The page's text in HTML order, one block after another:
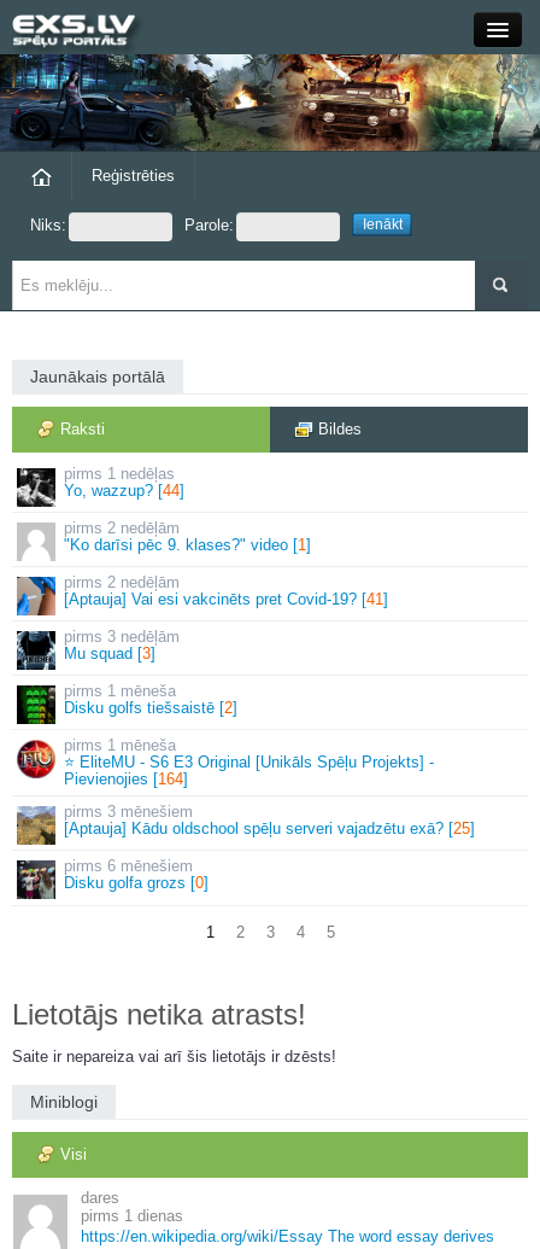
Close
Forums
Grupas
Reģistrēties
Niks: Parole:
Jaunākais portālā
Raksti Bildes
1 nedēļas
Yo, wazzup? [44]
2 nedēļām
"Ko darīsi pēc 9. klases?" video [1]
2 nedēļām
[Aptauja] Vai esi vakcinēts pret Covid-19? [41]
3 nedēļām
Mu squad [3]
1 mēneša
Disku golfs tiešsaistē [2]
1 mēneša
⭐ EliteMU - S6 E3 Original [Unikāls Spēļu Projekts] -
Pievienojies [164]
3 mēnešiem
[Aptauja] Kādu oldschool spēļu serveri vajadzētu exā? [25]
6 mēnešiem
Disku golfa grozs [0]
1 2 3 4 5
Lietotājs netika atrasts!
Saite ir nepareiza vai arī šis lietotājs ir dzēsts!
Miniblogi
Visi
dares
1 dienas
https://en. wikipedia. org/wiki/Essay The word essay derives